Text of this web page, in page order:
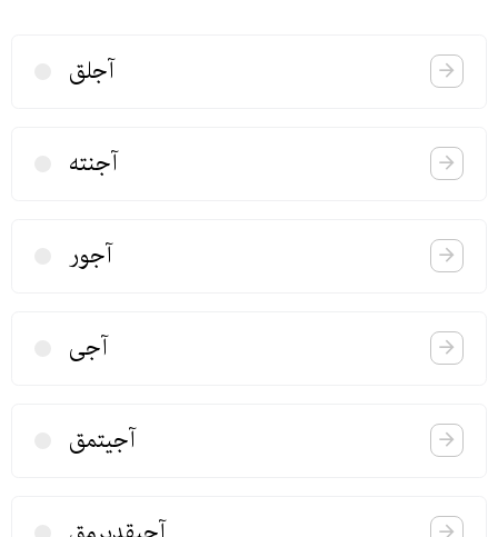
آجلق
آجنته
آجور
آجی
آجیتمق